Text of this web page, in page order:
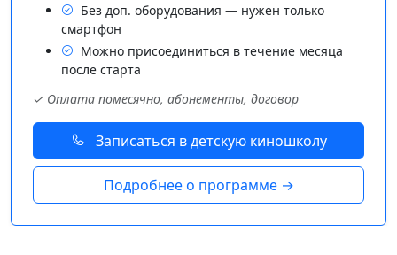
Без доп. оборудования — нужен только
смартфон
Можно присоединиться в течение месяца
после старта
✓ Оплата помесячно, абонементы, договор
Записаться в детскую киношколу
Подробнее о программе →